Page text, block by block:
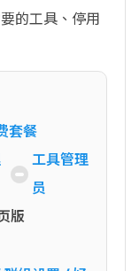
的工具、停用
套餐
工具管理
员
版